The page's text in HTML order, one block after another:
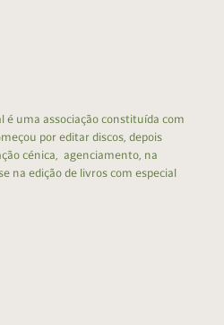
é uma associação constituída com
por editar discos, depois
cénica, agenciamento, na
na edição de livros com especial